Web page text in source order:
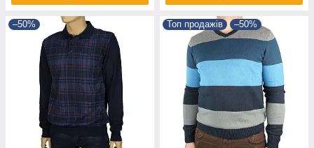
–50% Топ продажів –50%